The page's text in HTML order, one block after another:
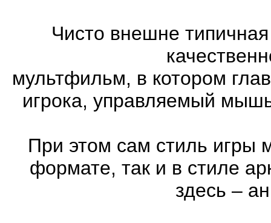
Чисто внешне
мультфильм, в котором
игрока, управляемый
При этом сам стиль игры
формате, так и в стиле
здесь –